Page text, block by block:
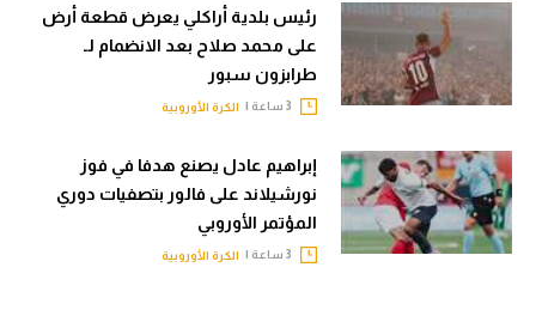
رئيس بلدية أراكلي يعرض قطعة أرض
على محمد صلاح بعد الانضمام لـ
طرابزون سبور
الكرة الأوروبية
إبراهيم عادل يصنع هدفا في فوز
نورشيلاند على فالور بتصفيات دوري
المؤتمر الأوروبي
الكرة الأوروبية